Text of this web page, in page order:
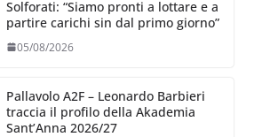
Solforati: “Siamo pronti a lottare e a
partire carichi sin dal primo giorno”
05/08/2026
Pallavolo A2F – Leonardo Barbieri
traccia il profilo della Akademia
Sant’Anna 2026/27